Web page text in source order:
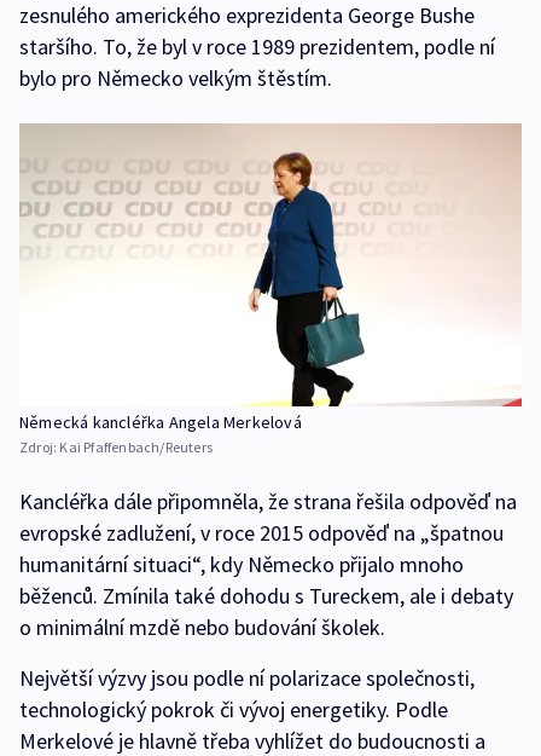
zesnulého amerického exprezidenta George Bushe
staršího. To, že byl v roce 1989 prezidentem, podle ní
bylo pro Německo velkým štěstím.
Německá kancléřka Angela Merkelová
Zdroj: Kai Pfaffenbach/Reuters
Kancléřka dále připomněla, že strana řešila odpověď na
evropské zadlužení, v roce 2015 odpověď na „špatnou
humanitární situaci“, kdy Německo přijalo mnoho
běženců. Zmínila také dohodu s Tureckem, ale i debaty
o minimální mzdě nebo budování školek.
Největší výzvy jsou podle ní polarizace společnosti,
technologický pokrok či vývoj energetiky. Podle
Merkelové je hlavně třeba vyhlížet do budoucnosti a